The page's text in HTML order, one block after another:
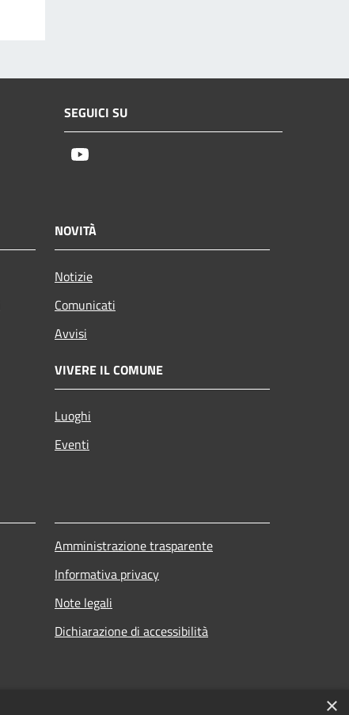
SEGUICI SU
NOVITÀ
Notizie
Comunicati
Avvisi
VIVERE IL COMUNE
Luoghi
Eventi
Amministrazione trasparente
Informativa privacy
Note legali
Dichiarazione di accessibilità
×